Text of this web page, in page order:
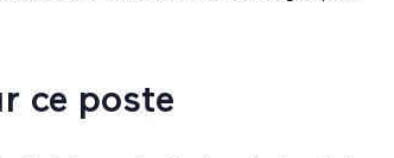
ce poste